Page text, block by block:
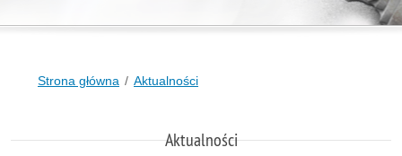
Strona główna Aktualności
Aktualności